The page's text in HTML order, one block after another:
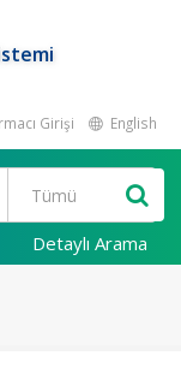
Girişi English
Detaylı Arama